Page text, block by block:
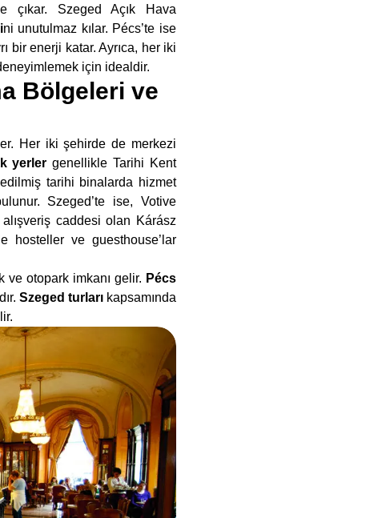
çıkar. Szeged Açık Hava
ni unutulmaz kılar. Pécs’te ise
bir enerji katar. Ayrıca, her iki
için idealdir.
Bölgeleri ve
Her iki şehirde de merkezi
yerler genellikle Tarihi Kent
tarihi binalarda hizmet
Szeged’te ise, Votive
caddesi olan Kárász
hosteller ve guesthouse’lar
ve otopark imkanı gelir. Pécs
Szeged turlarıkapsamında